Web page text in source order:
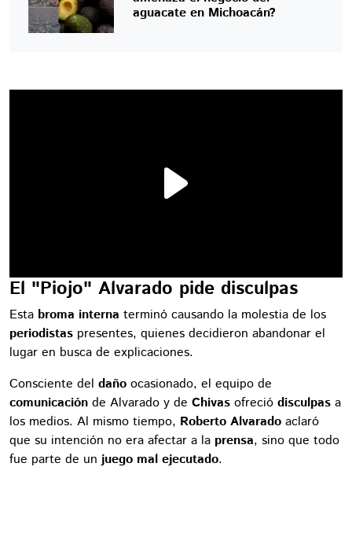
aguacate en Michoacán?
El "Piojo" Alvarado pide disculpas
Esta broma interna terminó causando la molestia de los
periodistas presentes, quienes decidieron abandonar el
lugar en busca de explicaciones.
Consciente del daño ocasionado, el equipo de
comunicación de Alvarado y de Chivas ofreció disculpas a
los medios. Al mismo tiempo, Roberto Alvarado aclaró
que su intención no era afectar a la prensa, sino que todo
fue parte de un juego mal ejecutado.